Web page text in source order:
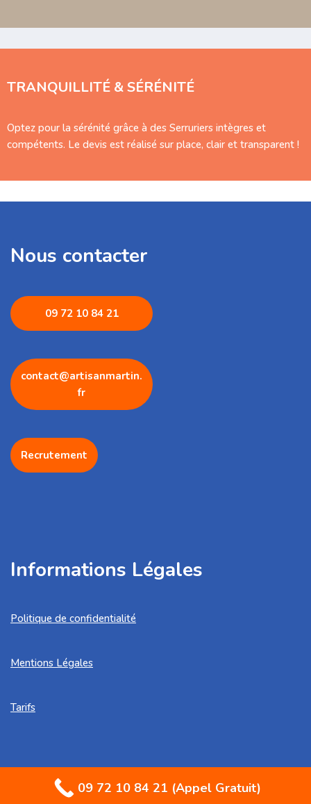
TRANQUILLITÉ & SÉRÉNITÉ
Optez pour la sérénité grâce à des Serruriers intègres et
compétents. Le devis est réalisé sur place, clair et transparent !
Nous contacter
09 72 10 84 21
contact@artisanmartin.
fr
Recrutement
Informations Légales
Politique de confidentialité
Mentions Légales
Tarifs
Artisan Martin© | 2013-2023
09 72 10 84 21 (Appel Gratuit)